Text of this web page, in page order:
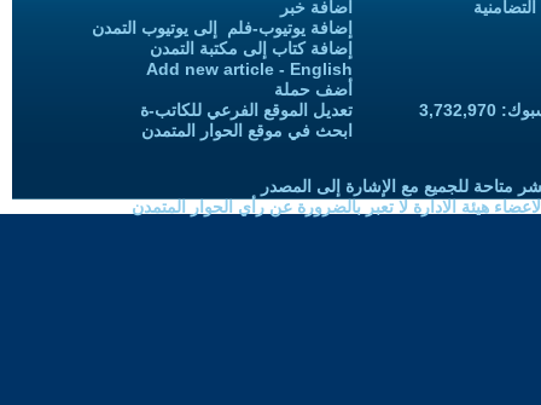
اضافة خبر
إضافة يوتيوب-فلم إلى يوتيوب التمدن
إضافة كتاب إلى مكتبة التمدن
Add new article - English
أضف حملة
تعديل الموقع الفرعي للكاتب-ة
ابحث في موقع الحوار المتمدن
متاحة للجميع مع الإشارة إلى المصدر
هيئة الادارة لا تعبر بالضرورة عن رأي الحوار المتمدن